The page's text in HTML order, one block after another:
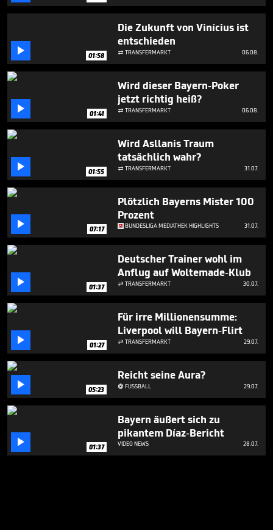
minutes,
8
 01:58
Die Zukunft von Vinícius ist
entschieden
 TRANSFERMARKT 06.08.
 01:41
Wird dieser Bayern-Poker
jetzt richtig heiß?
 TRANSFERMARKT 06.08.
 01:55
Wird Asllanis Traum
tatsächlich wahr?
 TRANSFERMARKT 31.07.
 07:17
Plötzlich Bayerns Mister 100
Prozent
BUNDESLIGA MEDIATHEK HIGHLIGHTS 31.07.
 01:37
Deutscher Trainer wohl im
Anflug auf Woltemade-Klub
 TRANSFERMARKT 30.07.
 01:27
Für irre Millionensumme:
Liverpool will Bayern-Flirt
 TRANSFERMARKT 29.07.
 05:23
Reicht seine Aura?
FUSSBALL 29.07.
 01:37
Bayern äußert sich zu
pikantem Díaz-Bericht
VIDEO NEWS 28.07.